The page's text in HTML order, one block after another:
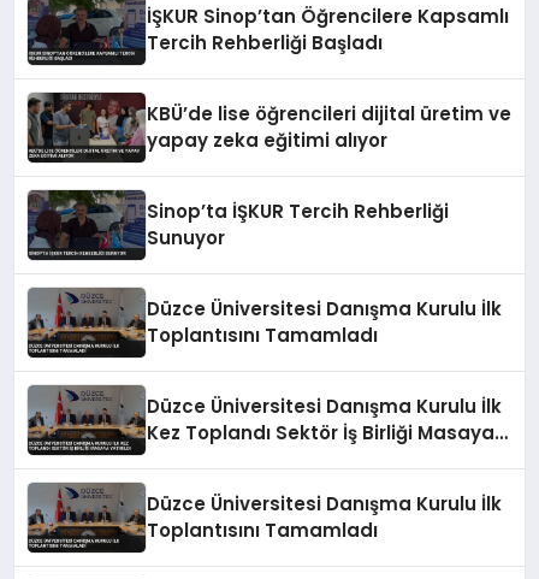
İŞKUR Sinop’tan Öğrencilere Kapsamlı
Tercih Rehberliği Başladı
KBÜ’de lise öğrencileri dijital üretim ve
yapay zeka eğitimi alıyor
Sinop’ta İŞKUR Tercih Rehberliği
Sunuyor
Düzce Üniversitesi Danışma Kurulu İlk
Toplantısını Tamamladı
Düzce Üniversitesi Danışma Kurulu İlk
Kez Toplandı Sektör İş Birliği Masaya
Düzce Üniversitesi Danışma Kurulu İlk
Toplantısını Tamamladı